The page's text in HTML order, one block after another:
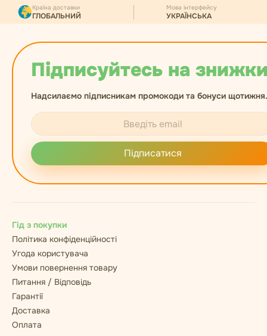
Підписуйтесь на
Надсилаємо підписникам промокоди та бонуси щотижня.
Підписатися
Країна доставки
ГЛОБАЛЬНИЙ
Мова інтерфейсу
УКРАЇНСЬКА
Гід з покупки
Політика конфіденційності
Угода користувача
Умови повернення товару
Питання / Відповідь
Гарантії
Доставка
Оплата